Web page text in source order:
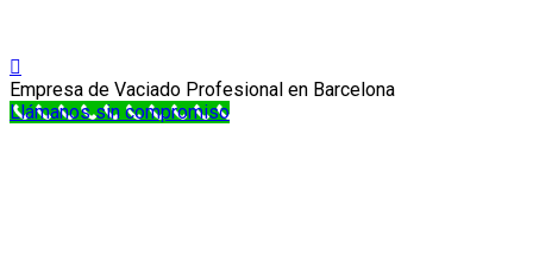
Empresa de Vaciado Profesional en Barcelona
Llámanos sin compromiso